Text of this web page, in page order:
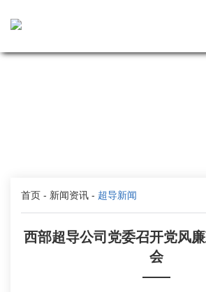
首页 - 新闻资讯 - 超导新闻
西部超导公司党委召开党风
会
——